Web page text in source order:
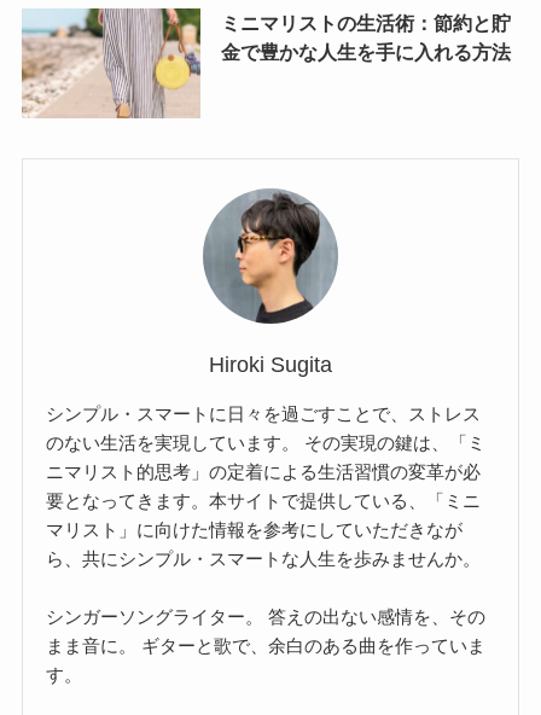
ミニマリストの生活術：節約と貯
金で豊かな人生を手に入れる方法
Hiroki Sugita
シンプル・スマートに日々を過ごすことで、ストレス
のない生活を実現しています。 その実現の鍵は、「ミ
ニマリスト的思考」の定着による生活習慣の変革が必
要となってきます。本サイトで提供している、「ミニ
マリスト」に向けた情報を参考にしていただきなが
ら、共にシンプル・スマートな人生を歩みませんか。
シンガーソングライター。 答えの出ない感情を、その
まま音に。 ギターと歌で、余白のある曲を作っていま
す。